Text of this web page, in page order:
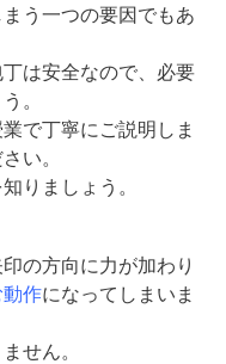
う一つの要因でもあ
は安全なので、必要
。
で丁寧にご説明しま
い。
りましょう。
の方向に力が加わり
作になってしまいま
せん。